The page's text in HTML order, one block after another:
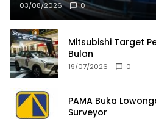
03/08/2026 0
Mitsubishi Target
Bulan
19/07/2026 0
PAMA Buka
Surveyor